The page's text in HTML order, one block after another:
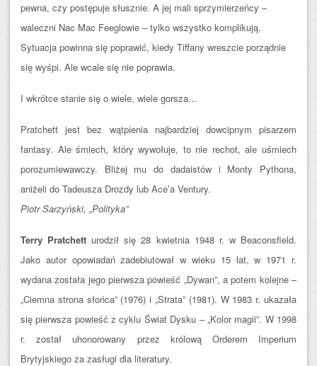
pewna, czy postępuje słusznie. A jej mali sprzymierzeńcy –
waleczni Nac Mac Feeglowie – tylko wszystko komplikują.
Sytuacja powinna się poprawić, kiedy Tiffany wreszcie porządnie
się wyśpi. Ale wcale się nie poprawia.
I wkrótce stanie się o wiele, wiele gorsza…
Pratchett jest bez wątpienia najbardziej dowcipnym pisarzem
fantasy. Ale śmiech, który wywołuje, to nie rechot, ale uśmiech
porozumiewawczy. Bliżej mu do dadaistów i Monty Pythona,
aniżeli do Tadeusza Drozdy lub Ace’a Ventury.
Piotr Sarzyński, „Polityka”
Terry Pratchetturodził się 28 kwietnia 1948 r. w Beaconsfield.
Jako autor opowiadań zadebiutował w wieku 15 lat, w 1971 r.
wydana została jego pierwsza powieść „Dywan”, a potem kolejne –
„Ciemna strona słońca” (1976) i „Strata” (1981). W 1983 r. ukazała
się pierwsza powieść z cyklu Świat Dysku – „Kolor magii”. W 1998
r. został uhonorowany przez królową Orderem Imperium
Brytyjskiego za zasługi dla literatury.